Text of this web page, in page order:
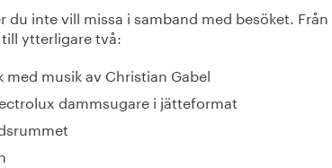
du inte vill missa i samband med besöket. Från
ytterligare två:
musik av Christian Gabel
dammsugare i jätteformat